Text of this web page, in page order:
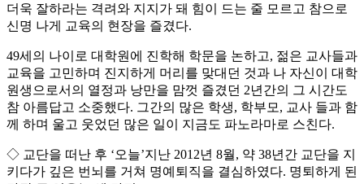
더욱 잘하라는 격려와 지지가 돼 힘이 드는 줄 모르고 참으로
신명 나게 교육의 현장을 즐겼다.
49세의 나이로 대학원에 진학해 학문을 논하고, 젊은 교사들과
교육을 고민하며 진지하게 머리를 맞대던 것과 나 자신이 대학
원생으로서의 열정과 낭만을 맘껏 즐겼던 2년간의 그 시간도
참 아름답고 소중했다. 그간의 많은 학생, 학부모, 교사 들과 함
께 하며 울고 웃었던 많은 일이 지금도 파노라마로 스친다.
◇ 교단을 떠난 후 ‘오늘’지난 2012년 8월, 약 38년간 교단을 지
키다가 깊은 번뇌를 거쳐 명예퇴직을 결심하였다. 명퇴하게 된